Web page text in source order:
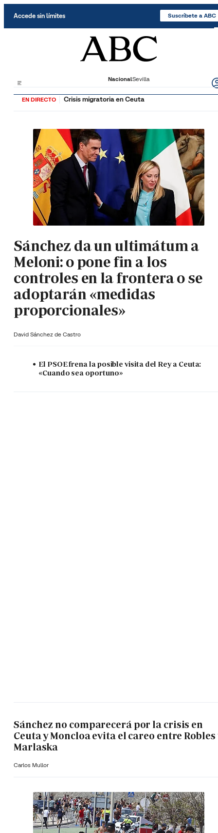
Accede sin límites Suscríbete a ABC
NacionalSevilla
EN DIRECTO Crisis migratoria en Ceuta
Sánchez da un ultimátum a
Meloni: o pone fin a los
controles en la frontera o se
adoptarán «medidas
proporcionales»
David Sánchez de Castro
El PSOE frena la posible visita del Rey a Ceuta:
«Cuando sea oportuno»
Sánchez no comparecerá por la crisis en
Ceuta y Moncloa evita el careo entre Robles
Marlaska
Carlos Mullor